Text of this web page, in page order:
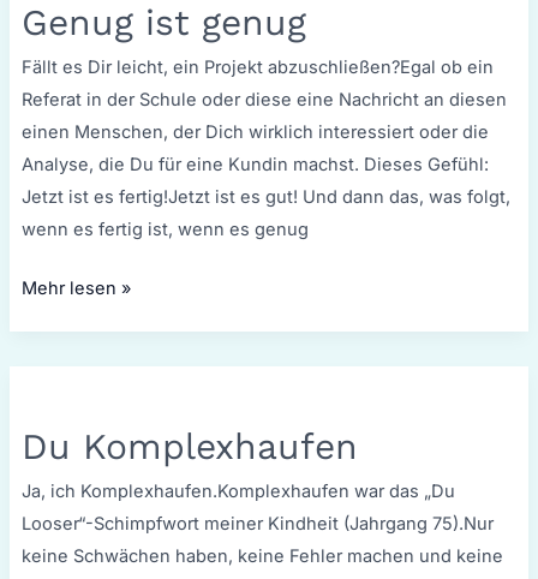
Genug ist genug
Fällt es Dir leicht, ein Projekt abzuschließen?Egal ob ein
Referat in der Schule oder diese eine Nachricht an diesen
einen Menschen, der Dich wirklich interessiert oder die
Analyse, die Du für eine Kundin machst. Dieses Gefühl:
Jetzt ist es fertig!Jetzt ist es gut! Und dann das, was folgt,
wenn es fertig ist, wenn es genug
Mehr lesen »
Du Komplexhaufen
Ja, ich Komplexhaufen.Komplexhaufen war das „Du
Looser“-Schimpfwort meiner Kindheit (Jahrgang 75).Nur
keine Schwächen haben, keine Fehler machen und keine